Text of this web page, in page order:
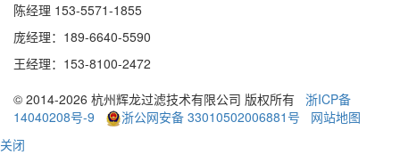
陈经理 153-5571-1855
庞经理：189-6640-5590
王经理：153-8100-2472
© 2014-2026 杭州辉龙过滤技术有限公司 版权所有 浙ICP备
14040208号-9
浙公网安备 33010502006881号
网站地图
关闭